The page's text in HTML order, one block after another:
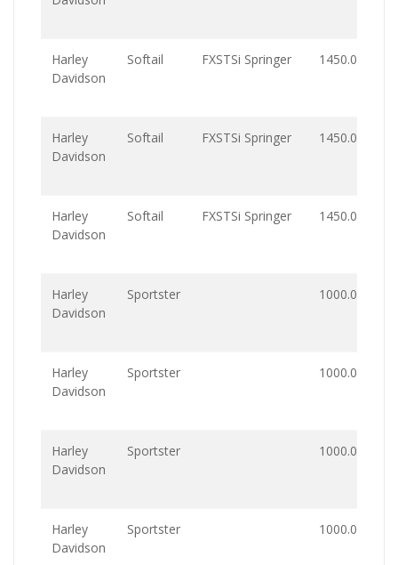
Harley
Davidson
Softail FXSTSi Springer 1450.0
Harley
Davidson
Softail FXSTSi Springer 1450.0
Harley
Davidson
Softail FXSTSi Springer 1450.0
Harley
Davidson
Sportster 1000.0
Harley
Davidson
Sportster 1000.0
Harley
Davidson
Sportster 1000.0
Harley
Davidson
Sportster 1000.0